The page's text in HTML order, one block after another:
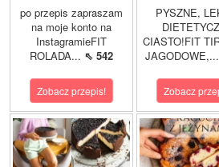
po przepis zapraszam
na moje konto na
InstagramieFIT
ROLADA... ⇖ 542
Zobacz przepis!
PYSZNE,
CIASTO!FIT
JAGODOWE,...
Zobacz